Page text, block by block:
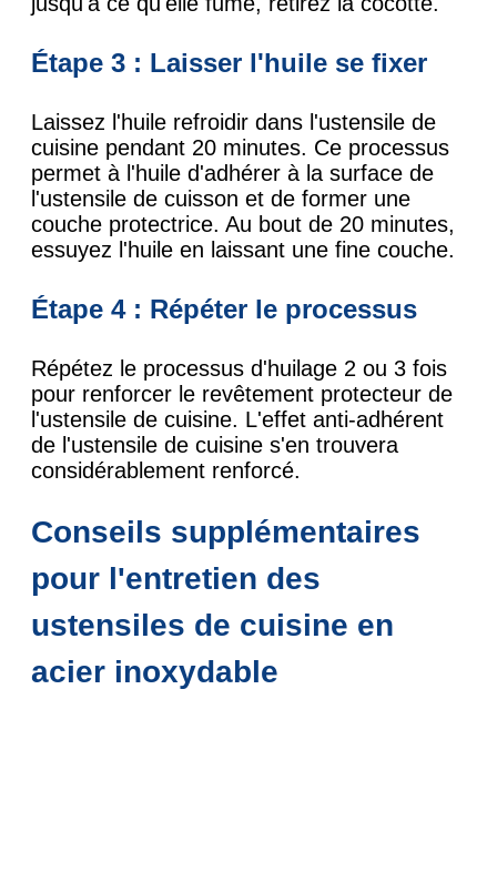
Étape 3 : Laisser l'huile se fixer
Laissez l'huile refroidir dans l'ustensile de
cuisine pendant 20 minutes. Ce processus
permet à l'huile d'adhérer à la surface de
l'ustensile de cuisson et de former une
couche protectrice. Au bout de 20 minutes,
essuyez l'huile en laissant une fine couche.
Étape 4 : Répéter le processus
Répétez le processus d'huilage 2 ou 3 fois
pour renforcer le revêtement protecteur de
l'ustensile de cuisine. L'effet anti-adhérent
de l'ustensile de cuisine s'en trouvera
considérablement renforcé.
Conseils supplémentaires
pour l'entretien des
ustensiles de cuisine en
acier inoxydable